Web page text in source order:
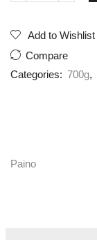
700G
5.1
määrä
Add to Wishlist
Compare
Categories: 700g,
Paino